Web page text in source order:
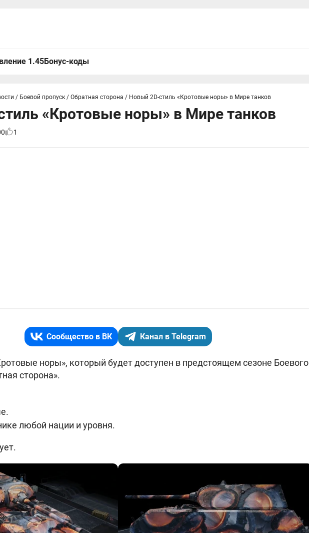
1.45Бонус-коды
/ Боевой пропуск / Обратная сторона / Новый 2D-стиль «Кротовые норы» в Мире танков
«Кротовые норы» в Мире танков
1
Сообщество в ВК Канал в Telegram
норы», который будет доступен в предстоящем сезоне Боевого
сторона».
любой нации и уровня.